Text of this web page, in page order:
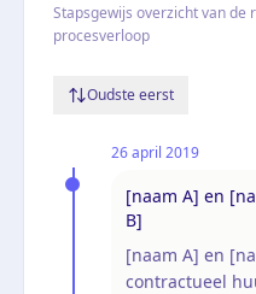
Stapsgewijs overzicht van de
procesverloop
Oudste eerst
26 april 2019
[naam A] en
B]
[naam A] en
contractueel